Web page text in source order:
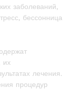
заболеваний,
бессонница
их
лечения.
процедур